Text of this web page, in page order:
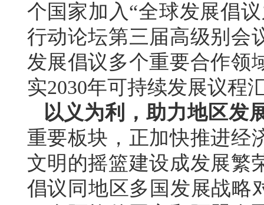
个国家加入“全球发展倡
行动论坛第三届高级别会
发展倡议多个重要合作领
实2030年可持续发展议程
以义为利，助力地区发
重要板块，正加快推进经
文明的摇篮建设成发展繁
倡议同地区多国发展战略